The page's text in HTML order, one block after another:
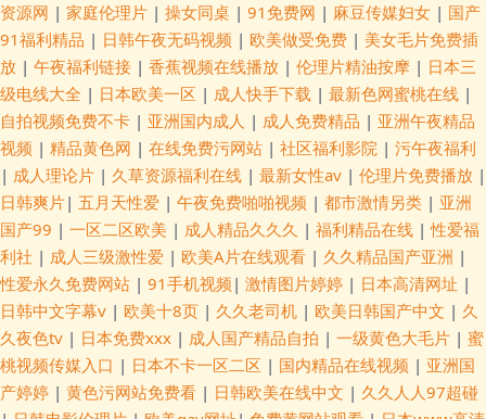
资源网 | 家庭伦理片 | 操女同桌 | 91免费网 | 麻豆传媒妇女 | 国产
91福利精品 | 日韩午夜无码视频 | 欧美做受免费 | 美女毛片免费插
放 | 午夜福利链接 | 香蕉视频在线播放 | 伦理片精油按摩 | 日本三
级电线大全 | 日本欧美一区 | 成人快手下载 | 最新色网蜜桃在线 |
自拍视频免费不卡 | 亚洲国内成人 | 成人免费精品 | 亚洲午夜精品
视频 | 精品黄色网 | 在线免费污网站 | 社区福利影院 | 污午夜福利
| 成人理论片 | 久草资源福利在线 | 最新女性av | 伦理片免费播放 |
日韩爽片| 五月天性爱 | 午夜免费啪啪视频 | 都市激情另类 | 亚洲
国产99 | 一区二区欧美 | 成人精品久久久 | 福利精品在线 |性爱福
利社 | 成人三级激性爱 | 欧美A片在线观看 | 久久精品国产亚洲 |
性爱永久免费网站 | 91手机视频 | 激情图片婷婷 | 日本高清网址 |
日韩中文字幕v | 欧美十8页 | 久久老司机 | 欧美日韩国产中文 | 久
久夜色tv | 日本免费xxx | 成人国产精品自拍 | 一级黄色大毛片 | 蜜
桃视频传媒入口 | 日本不卡一区二区 | 国内精品在线视频 | 亚洲国
产婷婷 | 黄色污网站免费看 | 日韩欧美在线中文 | 久久人人97超碰